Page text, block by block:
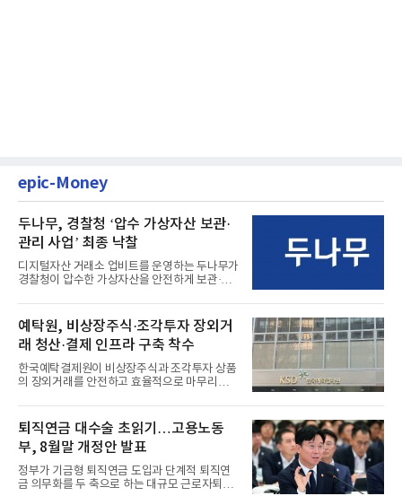
epic-Money
두나무, 경찰청 ‘압수 가상자산 보관·
관리 사업’ 최종 낙찰
디지털자산 거래소 업비트를 운영하는 두나무가
경찰청이 압수한 가상자산을 안전하게 보관·관
예탁원, 비상장주식·조각투자 장외거
래 청산·결제 인프라 구축 착수
한국예탁결제원이 비상장주식과 조각투자 상품
의 장외거래를 안전하고 효율적으로 마무리하기
퇴직연금 대수술 초읽기…고용노동
부, 8월말 개정안 발표
정부가 기금형 퇴직연금 도입과 단계적 퇴직연
금 의무화를 두 축으로 하는 대규모 근로자퇴직